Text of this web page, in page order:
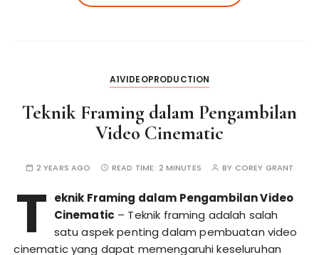
A1VIDEOPRODUCTION
Teknik Framing dalam Pengambilan
Video Cinematic
2 YEARS AGO READ TIME: 2 MINUTES BY COREY GRANT
T eknik Framing dalam Pengambilan Video
Cinematic – Teknik framing adalah salah
satu aspek penting dalam pembuatan video
cinematic yang dapat memengaruhi keseluruhan